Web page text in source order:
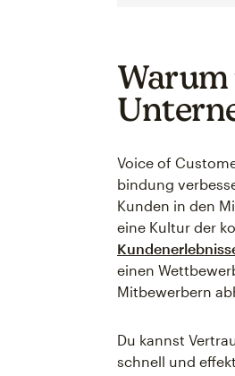
Voice of
bindung
Kunden in den
eine Kultur der
einen
Mitbewerbern
Du kannst
schnell und